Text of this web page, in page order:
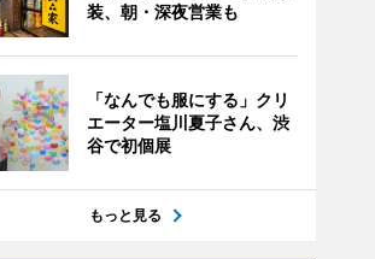
装、朝・深夜営業も
「なんでも服にする」クリ
エーター塩川夏子さん、渋
谷で初個展
もっと見る